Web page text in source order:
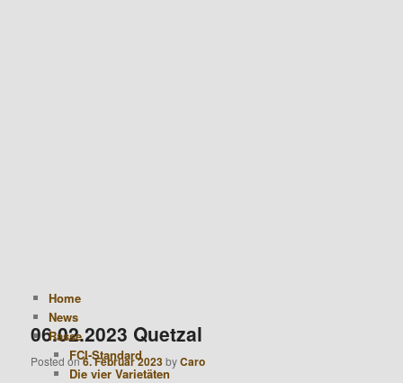
06.02.2023 Quetzal
Posted on6. Februar 2023byCaro
Home
News
Rasse
FCI-Standard
Die vier Varietäten